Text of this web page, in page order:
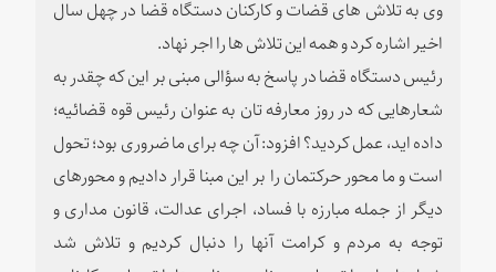
وی به تلاش های قضات و کارکنان دستگاه قضا در چهل سال
اخیر اشاره کرد و همه این تلاش ها را اجر نهاد.
رئیس دستگاه قضا در پاسخ به سؤالی مبنی بر این که چقدر به
شعارهایی که در روز معارفه تان به عنوان رئیس قوه قضائیه؛
داده اید، عمل کردید؟ افزود: آن چه برای ما ضروری بود؛ تحول
است و ما محور حرکتمان را بر این مبنا قرار دادیم و محورهای
دیگر از جمله مبارزه با فساد، اجرای عدالت، قانون مداری و
توجه به مردم و کرامت آنها را دنبال کردیم و تلاش شد